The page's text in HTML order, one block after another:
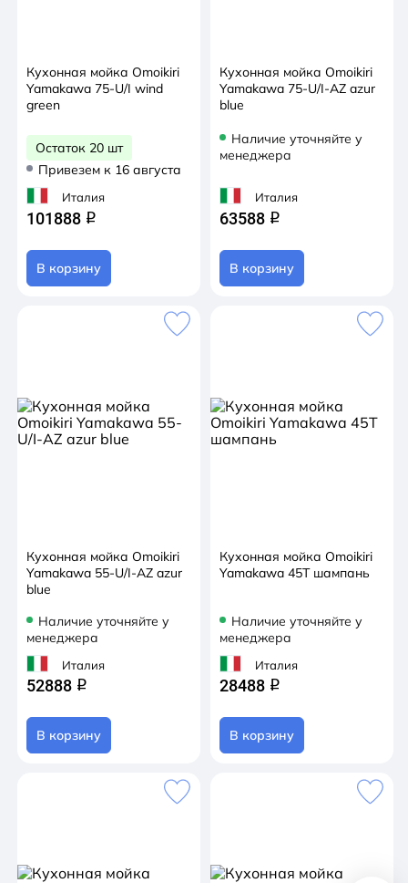
Кухонная мойка Omoikiri
Yamakawa 75-U/I wind
green
Остаток 20 шт
Привезем к 16 августа
Италия
101888 q
В корзину
Кухонная мойка Omoikiri
Yamakawa 75-U/I-AZ azur
blue
Наличие уточняйте у
менеджера
Италия
63588 q
В корзину
Кухонная мойка Omoikiri
Yamakawa 55-U/I-AZ azur
blue
Наличие уточняйте у
менеджера
Италия
52888 q
В корзину
Кухонная мойка Omoikiri
Yamakawa 45T шампань
Наличие уточняйте у
менеджера
Италия
28488 q
В корзину